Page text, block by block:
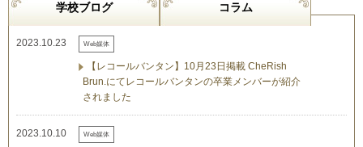
学校ブログ コラム
2023.10.23 Web媒体
【レコールバンタン】10月23日掲載 CheRish
Brun.にてレコールバンタンの卒業メンバーが紹介
されました
2023.10.10 Web媒体